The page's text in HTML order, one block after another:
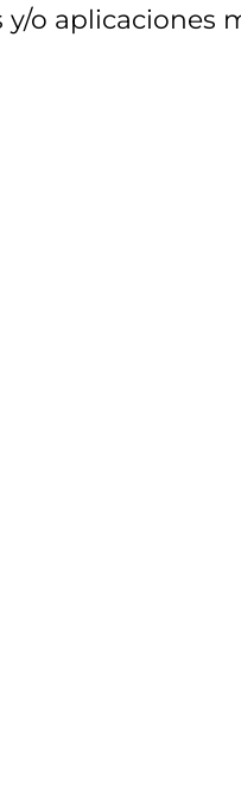
o aplicaciones